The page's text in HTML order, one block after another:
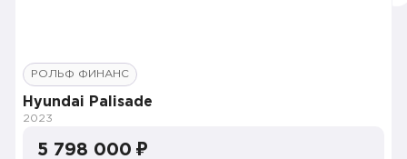
РОЛЬФ ФИНАНС
Hyundai Palisade
2023
5 798 000 ₽